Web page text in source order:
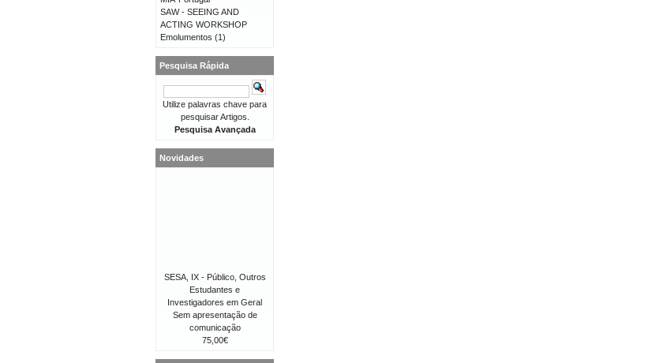
SAW - SEEING AND
ACTING WORKSHOP
Emolumentos (1)
Pesquisa Rápida
Utilize palavras chave para
pesquisar Artigos.
Pesquisa Avançada
Novidades
SESA, IX - Público, Outros
Estudantes e
Investigadores em Geral
Sem apresentação de
comunicação
75,00€